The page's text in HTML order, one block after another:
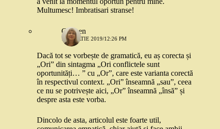
Multumesc! Imbratisari stranse!
Carmen
15 MARTIE 2019/12:26 PM
Dacă tot se vorbește de gramatică, eu aș corecta și
„Ori” din sintagma „Ori conflictele sunt
oportunități… ” cu „Or”, care este varianta corectă
în respectivul context. „Ori” înseamnă „sau”, ceea
ce nu se potrivește aici, „Or” înseamnă „însă” și
despre asta este vorba.
Dincolo de asta, articolul este foarte util,